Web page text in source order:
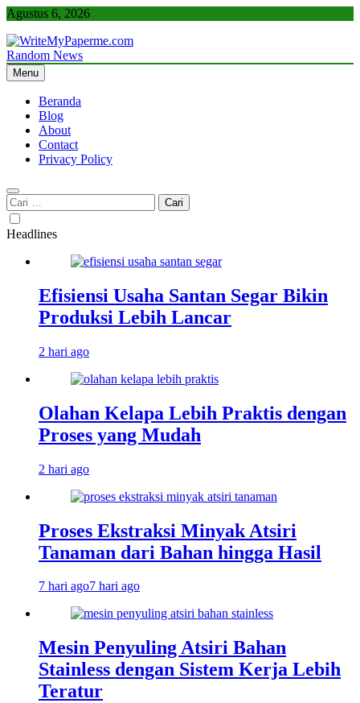
Skip
content
Agustus 6, 2026
WriteMyPaperme.com
Bisnis, Kuliner, Teknologi
Random News
Menu
Beranda
Blog
About
Contact
Privacy Policy
Cari
untuk:
Headlines
Efisiensi Usaha Santan Segar Bikin
Produksi Lebih Lancar
2 hari ago
Olahan Kelapa Lebih Praktis dengan
Proses yang Mudah
2 hari ago
Proses Ekstraksi Minyak Atsiri
Tanaman dari Bahan hingga Hasil
7 hari ago7 hari ago
Mesin Penyuling Atsiri Bahan
Stainless dengan Sistem Kerja Lebih
Teratur